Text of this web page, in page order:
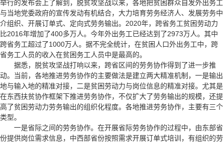
举行的发布会上了解到，脱贫攻坚战以来，各地把贫困群众自发外出务工
与当地党委政府的宣传发动有机结合，大力培育劳务经济人、发展劳务中
介组织、开展订单式、定向式劳务输出。2020年，跨省务工贫困劳动力
比2016年增加了400多万人。今年外出务工已经达到了2973万人。其中
跨省务工超过了1000万人。据不完全统计，在贫困人口外出务工中，跨
省务工人员的收入在贫困务工人员中是最高的。
据悉，脱贫攻坚战打响以来，跨省区间的劳务协作得到了进一步推
动。当前，各地推进劳务协作的主要做法是建立两大精准机制，一是输出
地与输入地的精准对接，二是贫困劳动力与岗位信息的精准对接。尤其是
在东西扶贫协作框架下推进劳务协作，不仅扩大了劳务输出的规模，还提
高了贫困劳动力劳务输出的组织化程度。各地推进劳务协作，主要有三个
类型。
一是省际之间的劳务协作。在开展省际劳务协作的过程中，由东部省
份提供岗位需求信息，中西部省份按照需求开展订单式培训，有组织的劳